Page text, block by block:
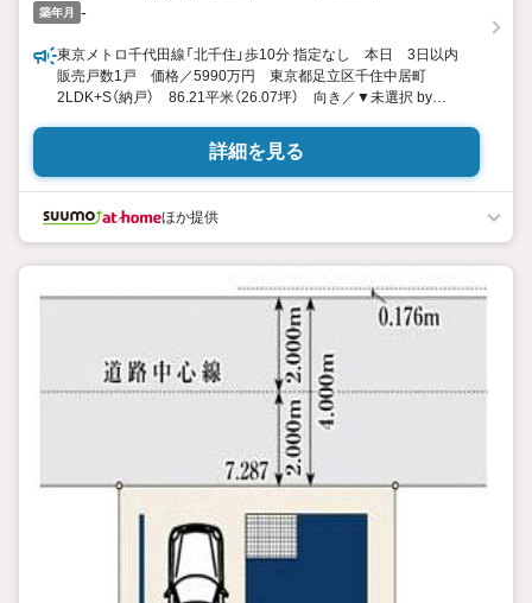
築年月 -
東京メトロ千代田線「北千住」歩10分 指定なし 本日 3日以内
販売戸数1戸 価格／5990万円 東京都足立区千住中居町
2LDK+S（納戸） 86.21平米（26.07坪） 向き／▼未選択 by
詳細を見る
ほか提供